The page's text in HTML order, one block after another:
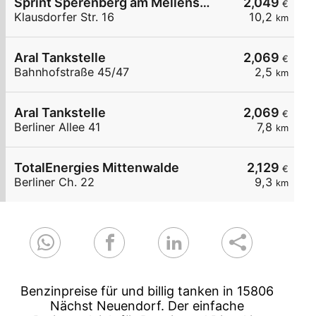
€
10,2 km
Klausdorfer Str. 16
2,069 €
2,5 km
Aral Tankstelle
Bahnhofstraße 45/47
2,069 €
7,8 km
Aral Tankstelle
Berliner Allee 41
2,129 €
9,3 km
TotalEnergies Mittenwalde
Berliner Ch. 22
Benzinpreise für und billig tanken in 15806
Nächst Neuendorf. Der einfache